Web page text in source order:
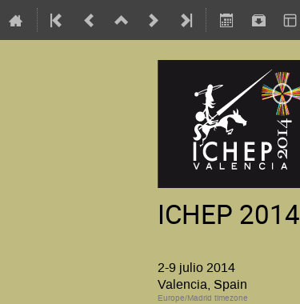
ICHEP 2014
2-9 julio 2014
Valencia, Spain
Europe/Madrid timezone